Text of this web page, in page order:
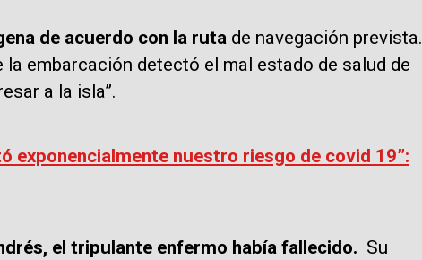
de acuerdo con la ruta de navegación prevista.
embarcación detectó el mal estado de salud de
a la isla”.
exponencialmente nuestro riesgo de covid 19”:
el tripulante enfermo había fallecido. Su